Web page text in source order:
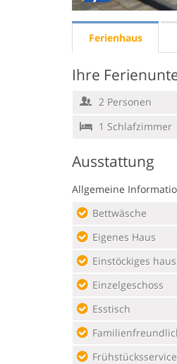
Ferienhaus
Ihre
2 Personen
1 Schlafzimmer
Ausstattung
Allgemeine
Bettwäsche
Eigenes Haus
Einstöckiges haus
Einzelgeschoss
Esstisch